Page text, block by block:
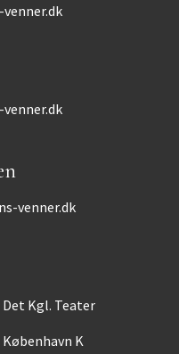
venner.dk
Kgl. Teater
K